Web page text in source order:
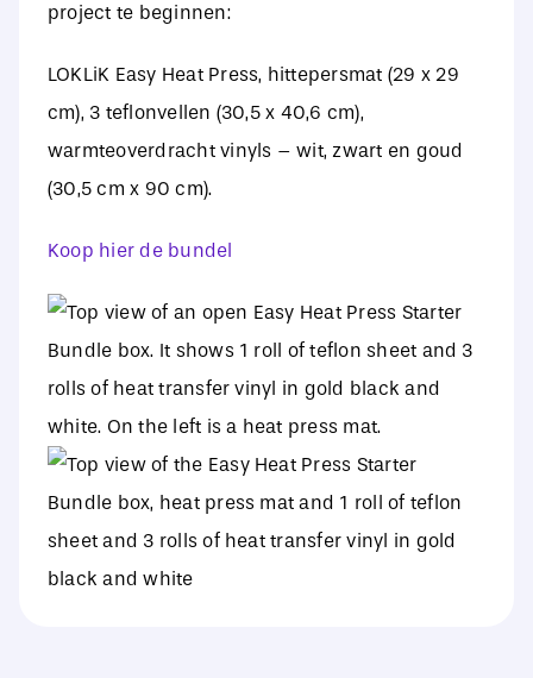
project te beginnen:
LOKLiK Easy Heat Press, hittepersmat (29 x 29
cm), 3 teflonvellen (30,5 x 40,6 cm),
warmteoverdracht vinyls – wit, zwart en goud
(30,5 cm x 90 cm).
Koop hier de bundel